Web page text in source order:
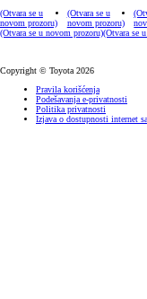
(Otvara se u
novom prozoru)
(Otvara se u
novom prozoru)
(Otvara se u novom prozoru)(Otvara se
Copyright © Toyota 2026
Pravila korišćenja
Podešavanja e-privatnosti
Politika privatnosti
Izjava o dostupnosti internet